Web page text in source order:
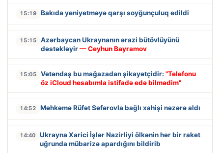
15:19 Bakıda yeniyetməyə qarşı soyğunçuluq edildi
15:15
Azərbaycan Ukraynanın ərazi bütövlüyünü
dəstəkləyir— Ceyhun Bayramov
15:05 Vətəndaş bu mağazadan şikayətçidir: "Telefonu
öz iCloud hesabımla istifadə edə bilmədim"
14:52 Məhkəmə Rüfət Səfərovla bağlı xahişi nəzərə aldı
14:40
Ukrayna Xarici İşlər Nazirliyi ölkənin hər bir raket
uğrunda mübarizə apardığını bildirib